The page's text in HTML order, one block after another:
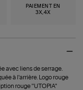
PAIEMENT EN
3X,4X
avec liens de serrage.
à l'arrière. Logo rouge
rouge "UTOPIA"